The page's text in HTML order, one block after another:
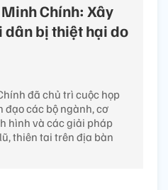
Chính: Xây
dân bị thiệt hại do
đã chủ trì cuộc họp
các bộ ngành, cơ
hình và các giải pháp
thiên tai trên địa bàn